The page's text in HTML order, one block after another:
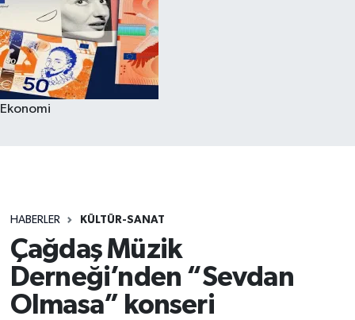
Ekonomi
HABERLER KÜLTÜR-SANAT
Çağdaş Müzik
Derneği’nden “Sevdan
Olmasa” konseri